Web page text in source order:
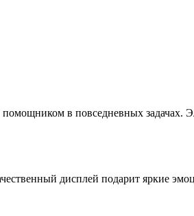
в повседневных задачах.
дисплей подарит яркие